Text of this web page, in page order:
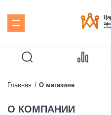
Главная О магазине
О КОМПАНИИ